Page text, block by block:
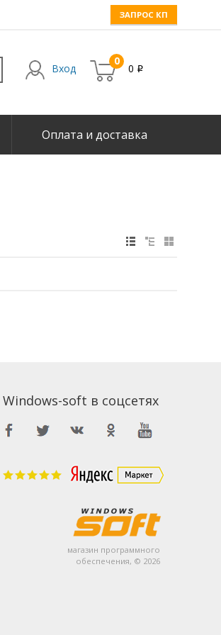
ЗАПРОС КП
Вход
0
0 i
Оплата и доставка
Windows-soft в соцсетях
магазин программного
обеспечения, © 2026